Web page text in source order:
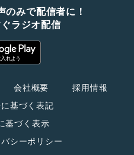
のみで配信者に！
ラジオ配信
会社概要
採用情報
基づく表記
基づく表示
シーポリシー